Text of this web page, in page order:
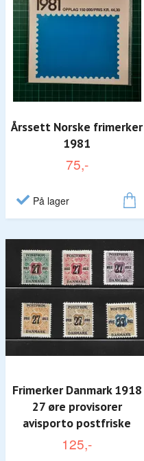
Årssett Norske frimerker
1981
75,-
På lager
Frimerker Danmark 1918
27 øre provisorer
avisporto postfriske
125,-